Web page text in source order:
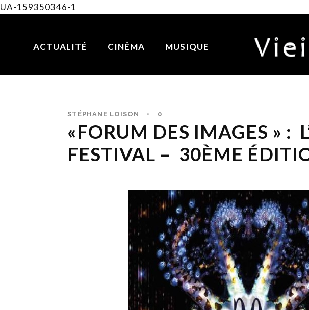
UA-159350346-1
ACTUALITÉ CINÉMA MUSIQUE
STÉPHANE LOISON • 0
«FORUM DES IMAGES » :
FESTIVAL – 30ÈME